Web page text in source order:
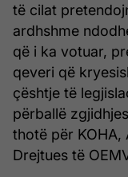
të cilat
ardhshme
që i ka votuar,
qeveri që
çështje të
përballë
thotë për KOHA,
Drejtues të